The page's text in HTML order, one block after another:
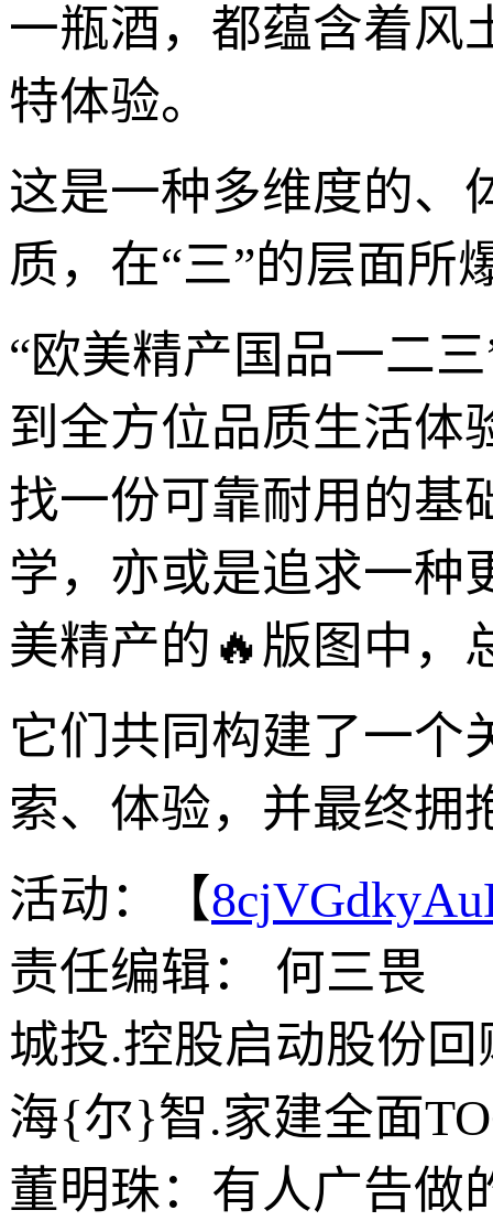
一瓶酒，都蕴含着风
特体验。
这是一种多维度的、
质，在“三”的层面所
“欧美精产国品一二
到全方位品质生活体
找一份可靠耐用的基
学，亦或是追求一种
美精产的🔥版图中，
它们共同构建了一个
索、体验，并最终拥
活动：【
责任编辑： 何三畏
城投.控股启动股份回
海{尔}智.家建全面
董明珠：有人广告做